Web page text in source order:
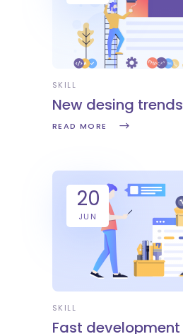
SKILL
New desing trends
READ MORE
20
JUN
SKILL
Fast development